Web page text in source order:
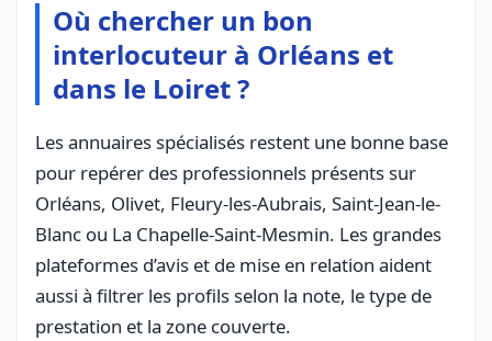
Où chercher un bon
interlocuteur à Orléans et
dans le Loiret ?
Les annuaires spécialisés restent une bonne base
pour repérer des professionnels présents sur
Orléans, Olivet, Fleury-les-Aubrais, Saint-Jean-le-
Blanc ou La Chapelle-Saint-Mesmin. Les grandes
plateformes d’avis et de mise en relation aident
aussi à filtrer les profils selon la note, le type de
prestation et la zone couverte.